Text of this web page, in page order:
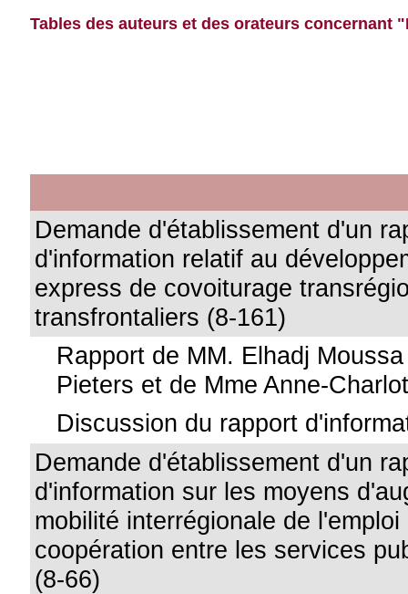
Tables des auteurs et des orateurs concernant
Demande d'établissement d'un
d'information relatif au
express de covoiturage
transfrontaliers (8-161)
Rapport de MM. Elhadj
Pieters et de Mme Anne-
Discussion du rapport
Demande d'établissement d'un
d'information sur les moyens
mobilité interrégionale de
coopération entre les services
(8-66)